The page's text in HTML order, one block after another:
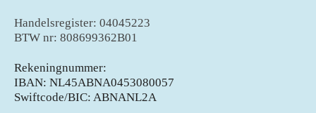
Handelsregister: 04045223
BTW nr: 808699362B01
Rekeningnummer:
IBAN: NL45ABNA0453080057
Swiftcode/BIC: ABNANL2A